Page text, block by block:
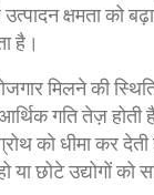
उत्पादन क्षमता को
है।
मिलने की
गति तेज़
को धीमा कर
छोटे उद्योगों को